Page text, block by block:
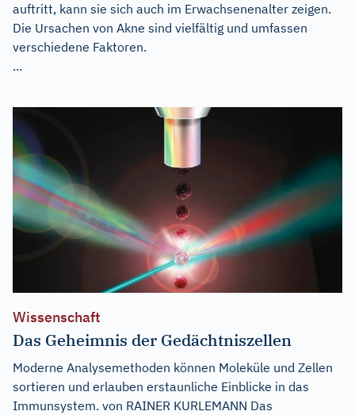
auftritt, kann sie sich auch im Erwachsenenalter zeigen.
Die Ursachen von Akne sind vielfältig und umfassen
verschiedene Faktoren.
...
Wissenschaft
Das Geheimnis der Gedächtniszellen
Moderne Analysemethoden können Moleküle und Zellen
sortieren und erlauben erstaunliche Einblicke in das
Immunsystem. von RAINER KURLEMANN Das